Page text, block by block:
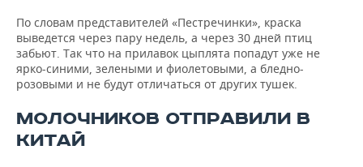
По словам представителей «Пестречинки», краска
выведется через пару недель, а через 30 дней птиц
забьют. Так что на прилавок цыплята попадут уже не
ярко-синими, зелеными и фиолетовыми, а бледно-
розовыми и не будут отличаться от других тушек.
МОЛОЧНИКОВ ОТПРАВИЛИ В
КИТАЙ